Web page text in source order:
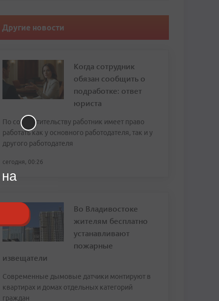
Другие новости
Когда сотрудник
обязан сообщить о
подработке: ответ
юриста
По совместительству работник имеет право
работать как у основного работодателя, так и у
другого работодателя
сегодня, 00:26
Во Владивостоке
жителям бесплатно
устанавливают
пожарные
извещатели
Современные дымовые датчики монтируют в
квартирах и домах отдельных категорий
граждан